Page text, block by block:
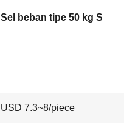
Sel beban tipe 50 kg S
USD 7.3~8/piece